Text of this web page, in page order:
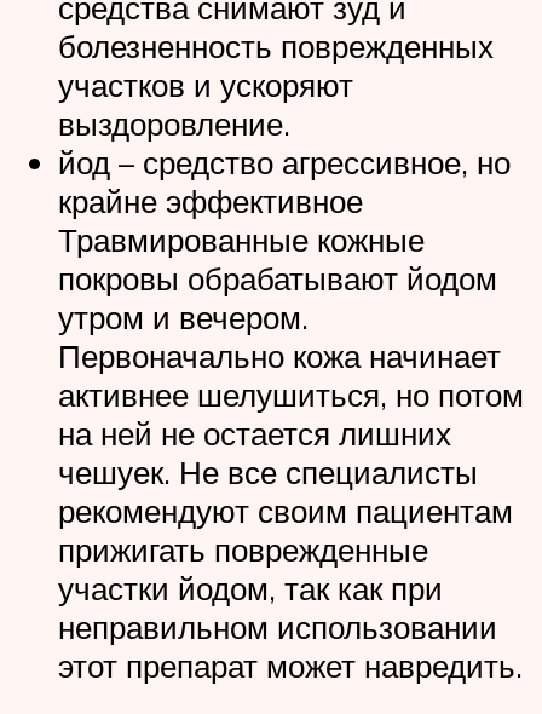
болезненность поврежденных
участков и ускоряют
выздоровление.
йод – средство агрессивное, но
крайне эффективное
Травмированные кожные
покровы обрабатывают йодом
утром и вечером.
Первоначально кожа начинает
активнее шелушиться, но потом
на ней не остается лишних
чешуек. Не все специалисты
рекомендуют своим пациентам
прижигать поврежденные
участки йодом, так как при
неправильном использовании
этот препарат может навредить.